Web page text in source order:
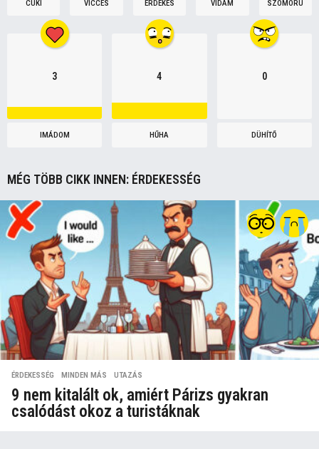
CUKI VICCES ÉRDEKES VIDÁM SZOMORÚ
3
IMÁDOM
4
HŰHA
0
DÜHÍTŐ
MÉG TÖBB CIKK INNEN: ÉRDEKESSÉG
ÉRDEKESSÉG ,MINDEN MÁS ,UTAZÁS
9 nem kitalált ok, amiért Párizs gyakran
csalódást okoz a turistáknak